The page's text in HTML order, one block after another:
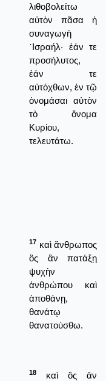
λιθοβολείτω
αὐτὸν πᾶσα ἡ
συναγωγὴ
᾿Ισραήλ· ἐάν τε
προσήλυτος,
ἐάν τε
αὐτόχθων, ἐν τῷ
ὀνομάσαι αὐτὸν
τὸ ὄνομα
Κυρίου,
τελευτάτω.
17 καὶ ἄνθρωπος
ὃς ἂν πατάξῃ
ψυχὴν
ἀνθρώπου καὶ
ἀποθάνῃ,
θανάτῳ
θανατούσθω.
18
καὶ ὃς ἂν